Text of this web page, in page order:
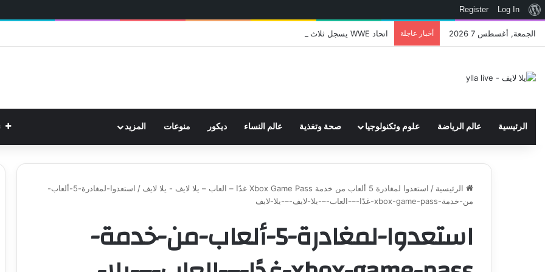
نبذة
ووردبريس
Log In
Register
الجمعة, أغسطس 7 2026 أخبار عاجلة اتحاد WWE يسجل ثلاث علامات تجارية تتعلق في الألعاب..هل هناك إعلان قريب! – العاب – يلا لايف – يلا لايف
الرئيسية عالم الرياضة علوم وتكنولوجيا صحة وتغذية عالم النساء ديكور منوعات المزيد
الرئيسية / استعدوا لمغادرة 5 ألعاب من خدمة Xbox Game Pass غدًا – العاب – يلا لايف - يلا لايف /
استعدوا-لمغادرة-5-ألعاب-
من-خدمة-xbox-game-pass-غدًا-–-العاب-–-يلا-لايف-–-يلا-لايف
استعدوا-لمغادرة-5-ألعاب-من-خدمة-